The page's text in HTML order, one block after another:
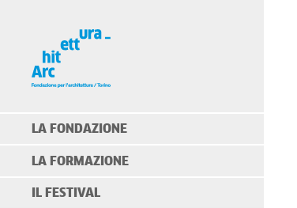
LA FONDAZIONE
LA FORMAZIONE
IL FESTIVAL